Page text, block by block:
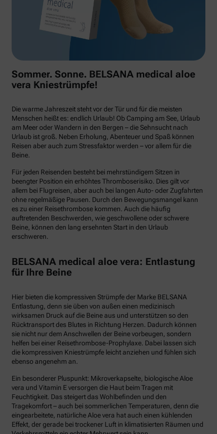
Sommer. Sonne. BELSANA medical aloe
vera Kniestrümpfe!
Die warme Jahreszeit steht vor der Tür und für die meisten
Menschen heißt es: endlich Urlaub! Ob Camping am See, Urlaub
am Meer oder Wandern in den Bergen – die Sehnsucht nach
Urlaub ist groß. Neben Erholung, Abenteuer und Spaß können
Reisen aber auch zum Stressfaktor werden – vor allem für die
Beine.
Für jeden Reisenden besteht bei mehrstündigem Sitzen in
beengter Position ein erhöhtes Thromboserisiko. Dies gilt vor
allem bei Flugreisen, aber auch bei langen Auto- oder Zugfahrten
ohne regelmäßige Pausen. Durch den Bewegungsmangel kann
es zu einer Reisethrombose kommen. Auch die häufig
auftretenden Beschwerden, wie geschwollene oder schwere
Beine, können den lang ersehnten Start in den Urlaub
erschweren.
BELSANA medical aloe vera: Entlastung
für Ihre Beine
Hier bieten die kompressiven Strümpfe der Marke BELSANA
Entlastung, denn sie üben von außen einen medizinisch
wirksamen Druck auf die Beine aus und unterstützen so den
Rücktransport des Blutes in Richtung Herzen. Dadurch können
sie nicht nur dem Anschwellen der Beine vorbeugen, sondern
helfen bei einer Reisethrombose-Prophylaxe. Dabei lassen sich
die kompressiven Kniestrümpfe leicht anziehen und fühlen sich
ebenso angenehm an.
Ein besonderer Pluspunkt: Mikroverkapselte, biologische Aloe
vera und Vitamin E versorgen die Haut beim Tragen mit
Feuchtigkeit. Das steigert das Wohlbefinden und den
Tragekomfort – auch bei sommerlichen Temperaturen, denn die
eingearbeitete, natürliche Aloe vera hat auch einen kühlenden
Effekt, der gerade bei trockener Luft in klimatisierten Räumen und